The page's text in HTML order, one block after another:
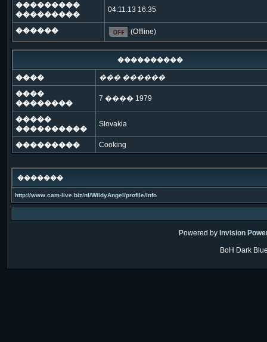
���������
���������
04.11.13 16:35
������ (Offline)
����������
����
��� ������
����
��������
7 ���� 1979
�����
����������
Slovakia
��������� Cooking
�������
http://www.cam-live.biz/nl/WildyAngel/profile/info
Powered by Invision
BoH Dark